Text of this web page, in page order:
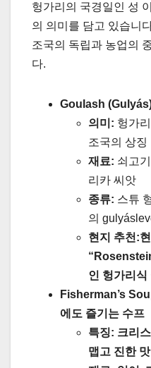
헝가리의 국경일인 성
의 의미를 담고 있습니
조국의 독립과 농업의
다.
Goulash
의미: 헝가
조국의 상징
재료: 쇠고
리카 씨앗
종류: 스튜
의
현지 추천:
인 헝가리식
Fisherman’s
에도 즐기는 수프
특징: 크리
맵고 진한 맛